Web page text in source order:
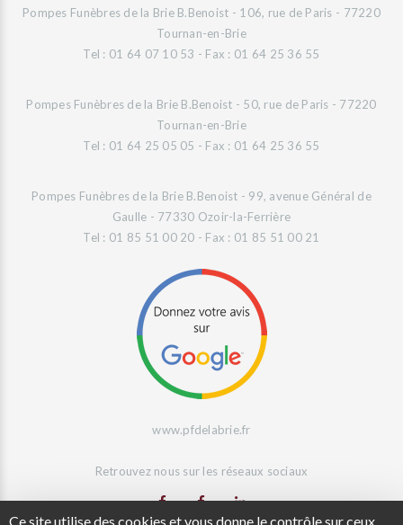
Ce site utilise des cookies et vous donne le contrôle sur ceux
Pompes Funèbres de la Brie B.Benoist - 106, rue de Paris - 77220
Tournan-en-Brie
Tel : 01 64 07 10 53 - Fax : 01 64 25 36 55
Pompes Funèbres de la Brie B.Benoist - 50, rue de Paris - 77220
Tournan-en-Brie
Tel : 01 64 25 05 05 - Fax : 01 64 25 36 55
Pompes Funèbres de la Brie B.Benoist - 99, avenue Général de
Gaulle - 77330 Ozoir-la-Ferrière
Tel : 01 85 51 00 20 - Fax : 01 85 51 00 21
www.pfdelabrie.fr
Retrouvez nous sur les réseaux sociaux